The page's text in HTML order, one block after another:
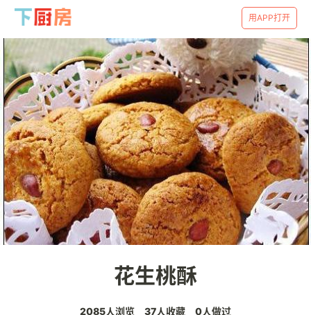
用APP打开
花生桃酥
2085人浏览 37人收藏 0人做过